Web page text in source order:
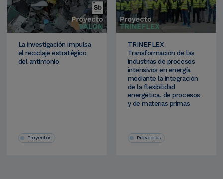
La investigación impulsa
el reciclaje estratégico
del antimonio
Proyectos
TRINEFLEX:
Transformación de las
industrias de procesos
intensivos en energía
mediante la integración
de la flexibilidad
energética, de procesos
y de materias primas
Proyectos